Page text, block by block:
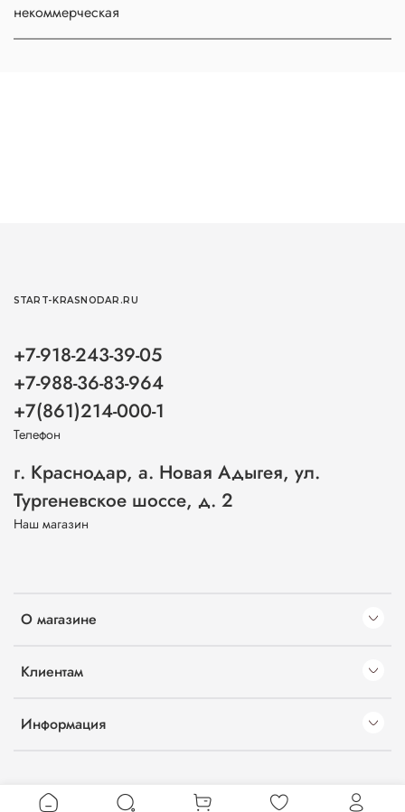
некоммерческая
О магазине
Клиентам
Информация
START-KRASNODAR.RU
+7-918-243-39-05
+7-988-36-83-964
+7(861)214-000-1
Телефон
г. Краснодар, а. Новая Адыгея, ул.
Тургеневское шоссе, д. 2
Наш магазин